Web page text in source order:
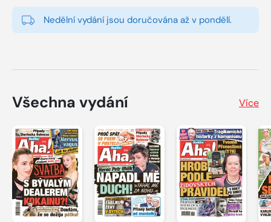
Nedělní vydání jsou doručována až v pondělí.
Všechna vydání Více